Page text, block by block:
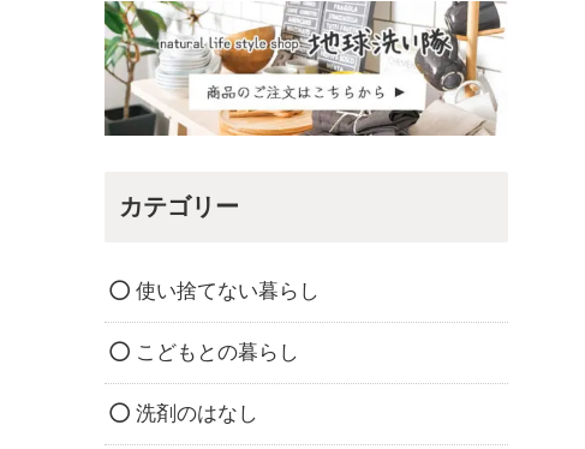
カテゴリー
使い捨てない暮らし
こどもとの暮らし
洗剤のはなし